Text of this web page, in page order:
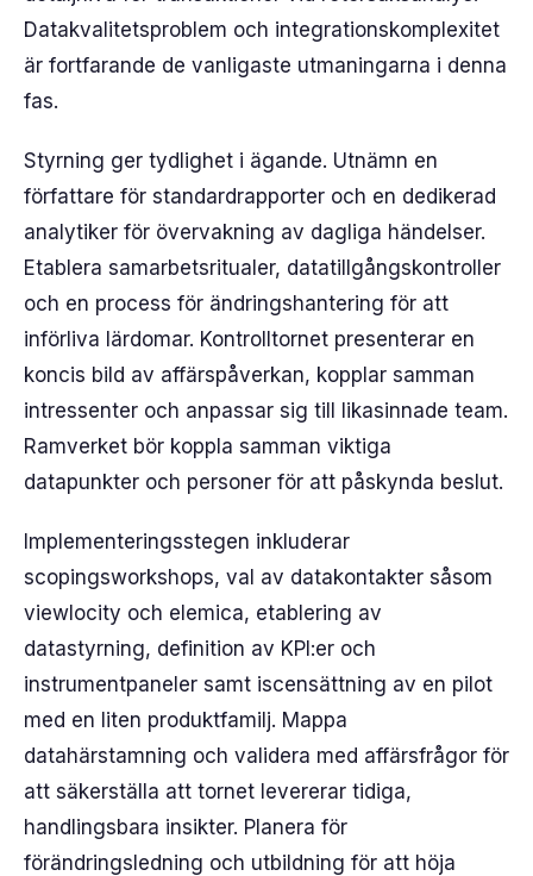
Datakvalitetsproblem och integrationskomplexitet
är fortfarande de vanligaste utmaningarna i denna
fas.
Styrning ger tydlighet i ägande. Utnämn en
författare för standardrapporter och en dedikerad
analytiker för övervakning av dagliga händelser.
Etablera samarbetsritualer, datatillgångskontroller
och en process för ändringshantering för att
införliva lärdomar. Kontrolltornet presenterar en
koncis bild av affärspåverkan, kopplar samman
intressenter och anpassar sig till likasinnade team.
Ramverket bör koppla samman viktiga
datapunkter och personer för att påskynda beslut.
Implementeringsstegen inkluderar
scopingsworkshops, val av datakontakter såsom
viewlocity och elemica, etablering av
datastyrning, definition av KPI:er och
instrumentpaneler samt iscensättning av en pilot
med en liten produktfamilj. Mappa
datahärstamning och validera med affärsfrågor för
att säkerställa att tornet levererar tidiga,
handlingsbara insikter. Planera för
förändringsledning och utbildning för att höja